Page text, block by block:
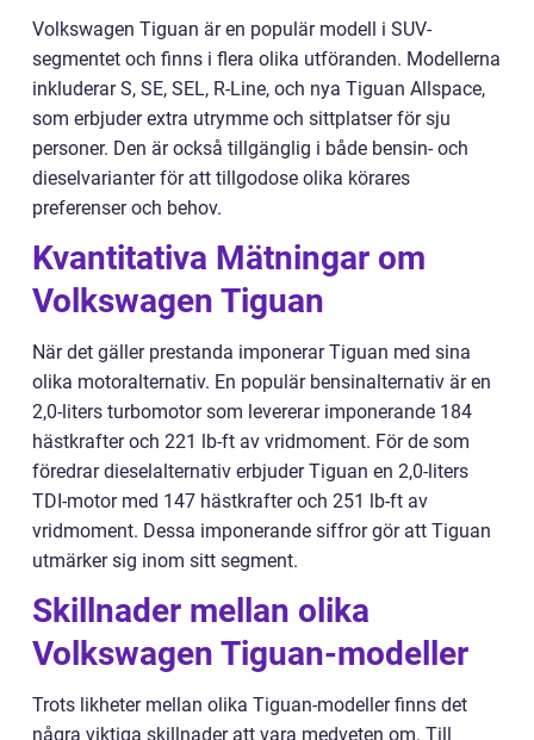
Volkswagen Tiguan är en populär modell i SUV-
segmentet och finns i flera olika utföranden. Modellerna
inkluderar S, SE, SEL, R-Line, och nya Tiguan Allspace,
som erbjuder extra utrymme och sittplatser för sju
personer. Den är också tillgänglig i både bensin- och
dieselvarianter för att tillgodose olika körares
preferenser och behov.
Kvantitativa Mätningar om
Volkswagen Tiguan
När det gäller prestanda imponerar Tiguan med sina
olika motoralternativ. En populär bensinalternativ är en
2,0-liters turbomotor som levererar imponerande 184
hästkrafter och 221 lb-ft av vridmoment. För de som
föredrar dieselalternativ erbjuder Tiguan en 2,0-liters
TDI-motor med 147 hästkrafter och 251 lb-ft av
vridmoment. Dessa imponerande siffror gör att Tiguan
utmärker sig inom sitt segment.
Skillnader mellan olika
Volkswagen Tiguan-modeller
Trots likheter mellan olika Tiguan-modeller finns det
några viktiga skillnader att vara medveten om. Till